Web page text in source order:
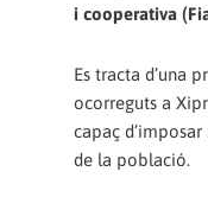
i cooperativa
Es tracta d’una
ocorreguts a
capaç
de la població.